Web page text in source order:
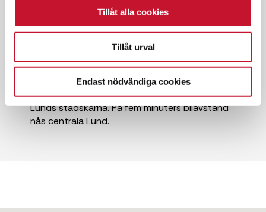
Tillåt alla cookies
Tillåt urval
Endast nödvändiga cookies
Området Gastelyckan är ett ständigt
expanderande industri- och företagsområde i
sydöstra Lund. Området är idag lika stort som
Lunds stadskärna. På fem minuters bilavstånd
nås centrala Lund.